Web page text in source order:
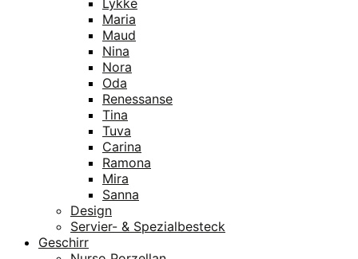
Maria
Maud
Nina
Nora
Oda
Renessanse
Tina
Tuva
Carina
Ramona
Mira
Sanna
Design
Servier- & Spezialbesteck
Geschirr